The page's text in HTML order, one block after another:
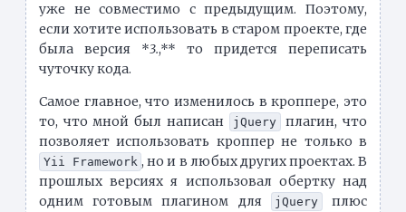
уже не совместимо с предыдущим. Поэтому,
если хотите использовать в старом проекте, где
была версия *3.,** то придется переписать
чуточку кода.
Самое главное, что изменилось в кроппере, это
то, что мной был написан
jQuery
плагин, что
позволяет использовать кроппер не только в
Yii Framework , но и в любых других проектах. В
прошлых версиях я использовал обертку над
одним готовым плагином для
jQuery
плюс